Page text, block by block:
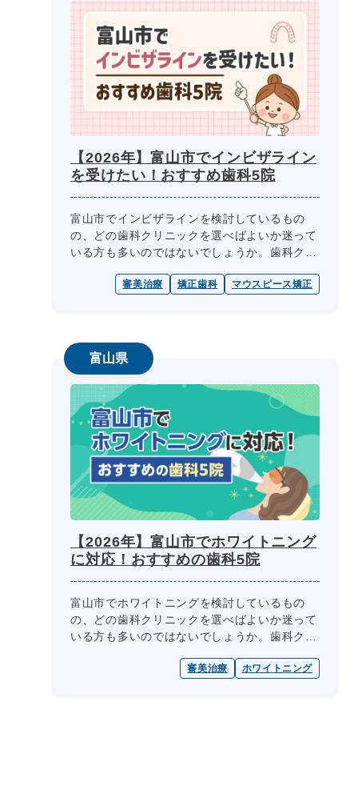
【2026年】富山市でインビザライン
を受けたい！おすすめ歯科5院
富山市でインビザラインを検討しているもの
の、どの歯科クリニックを選べばよいか迷って
いる方も多いのではないでしょうか。歯科クリ
容、診療日・診療時間、院内設備、費用...
審美治療 矯正歯科 マウスピース矯正
富山県
【2026年】富山市でホワイトニング
に対応！おすすめの歯科5院
富山市でホワイトニングを検討しているもの
の、どの歯科クリニックを選べばよいか迷って
いる方も多いのではないでしょうか。歯科クリ
容、診療日・診療時間、院内設備、費用...
審美治療 ホワイトニング